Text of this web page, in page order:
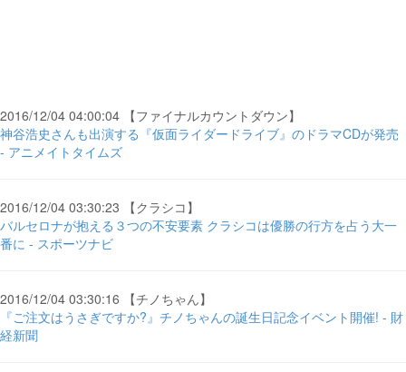
2016/12/04 04:00:04 【ファイナルカウントダウン】
神谷浩史さんも出演する『仮面ライダードライブ』のドラマCDが発売
- アニメイトタイムズ
2016/12/04 03:30:23 【クラシコ】
バルセロナが抱える３つの不安要素 クラシコは優勝の行方を占う大一
番に - スポーツナビ
2016/12/04 03:30:16 【チノちゃん】
『ご注文はうさぎですか?』チノちゃんの誕生日記念イベント開催! - 財
経新聞